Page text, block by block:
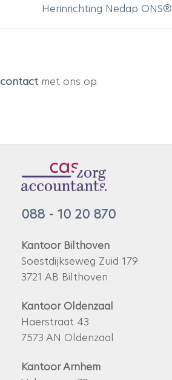
Herinrichting Nedap ONS®
contactmet ons op.
088 - 10 20 870
Kantoor Bilthoven
Soestdijkseweg Zuid 179
3721 AB Bilthoven
Kantoor Oldenzaal
Haerstraat 43
7573 AN Oldenzaal
Kantoor Arnhem